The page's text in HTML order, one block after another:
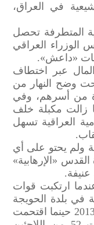
في العراق،
المتطرفة تحصل
الوزراء العراقي
«داعش».
عبر اختطاف
وضح النهار من
من أسرهم، وفي
زالت مكبلة خلف
العراقية تسهل
ولم يحتو على أي
و2007 بتحريض من قوة القدس «الإرهابية»
عنيفة.
ارتكبت قوات
في بلدة الحويجة
في عام 2013، لافتًا في الوقت نفسه إلى مجزرة 1 سبتمبر من عام 2013 حينما اقتحمت